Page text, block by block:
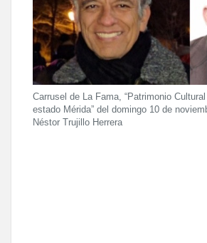
Carrusel de La Fama, “Patrimonio
estado Mérida” del domingo 10 de
Néstor Trujillo Herrera